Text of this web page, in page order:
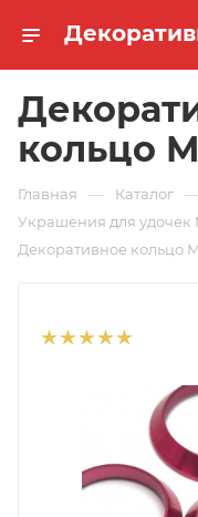
кольцо
Главная — Каталог
Украшения для удочек
Декоративное кольцо